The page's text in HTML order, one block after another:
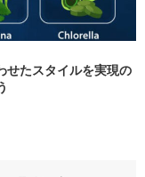
せたスタイルを実現の